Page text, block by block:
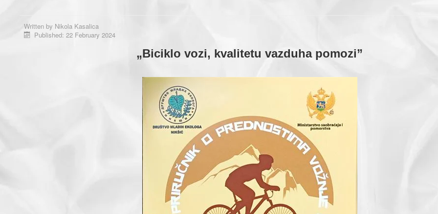
Written by Nikola Kasalica
Published: 22 February 2024
„Biciklo vozi, kvalitetu vazduha pomozi”